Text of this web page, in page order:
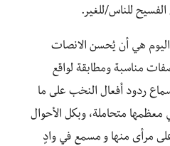
للناس/للغير.
اليوم هي أن يُحسن الانصات
مناسبة ومطابقة لواقع
سماع ردود أفعال النخب على ما
متحاملة، وبكل الأحوال
مرأى منها و مسمع في وادٍ